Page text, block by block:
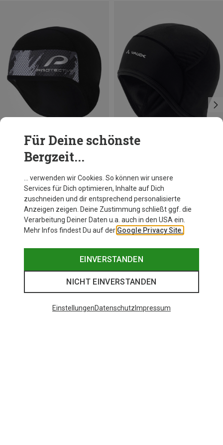
Du sparst 13%
Für Deine schönste
Bergzeit...
… verwenden wir Cookies. So können wir unsere
Services für Dich optimieren, Inhalte auf Dich
zuschneiden und dir entsprechend personalisierte
Anzeigen zeigen. Deine Zustimmung schließt ggf. die
Verarbeitung Deiner Daten u.a. auch in den USA ein.
Mehr Infos findest Du auf der Google Privacy Site.
EINVERSTANDEN
NICHT EINVERSTANDEN
EinstellungenDatenschutz Impressum